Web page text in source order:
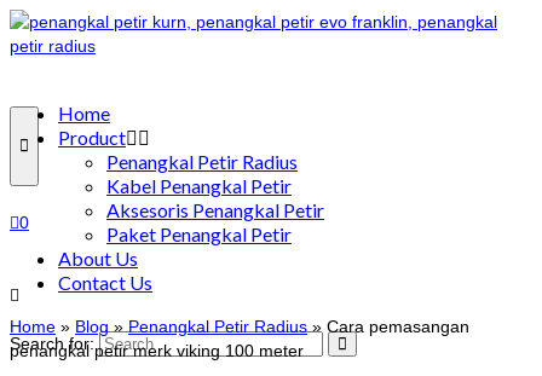
0
Search for:
Home
Product
Penangkal Petir Radius
Kabel Penangkal Petir
Aksesoris Penangkal Petir
Paket Penangkal Petir
About Us
Contact Us
Home » Blog » Penangkal Petir Radius » Cara pemasangan
penangkal petir merk viking 100 meter